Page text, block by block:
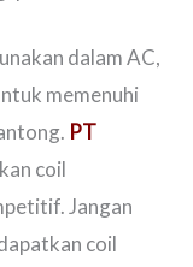
dalam AC,
memenuhi
PT
coil
Jangan
coil